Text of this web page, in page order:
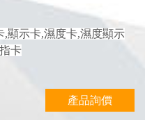
顯示卡,濕度卡,濕度顯示
卡
產品詢價